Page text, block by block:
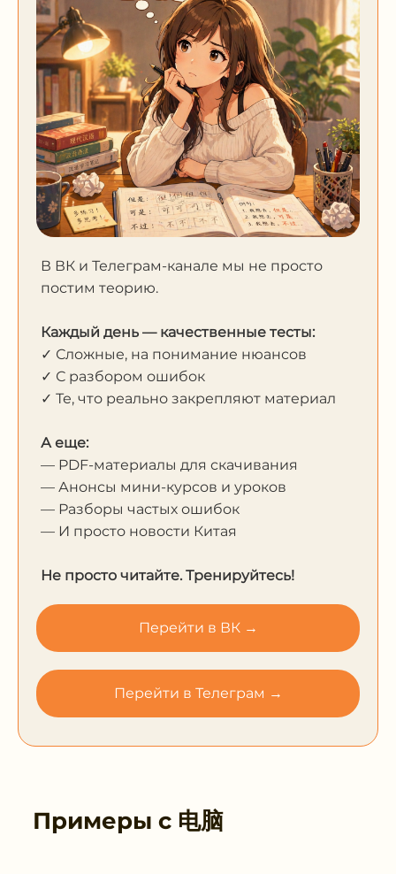
В ВК и Телеграм-канале мы не просто
постим теорию.
Каждый день — качественные тесты:
✓ Сложные, на понимание нюансов
✓ С разбором ошибок
✓ Те, что реально закрепляют материал
А еще:
— PDF-материалы для скачивания
— Анонсы мини-курсов и уроков
— Разборы частых ошибок
— И просто новости Китая
Не просто читайте. Тренируйтесь!
Перейти в ВК →
Перейти в Телеграм →
Примеры с 电脑